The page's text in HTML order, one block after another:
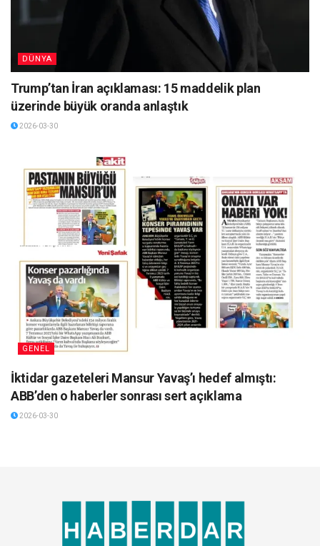
DÜNYA
Trump’tan İran açıklaması: 15 maddelik plan
üzerinde büyük oranda anlaştık
2026-03-30
GENEL
İktidar gazeteleri Mansur Yavaş’ı hedef almıştı:
ABB’den o haberler sonrası sert açıklama
2026-03-30